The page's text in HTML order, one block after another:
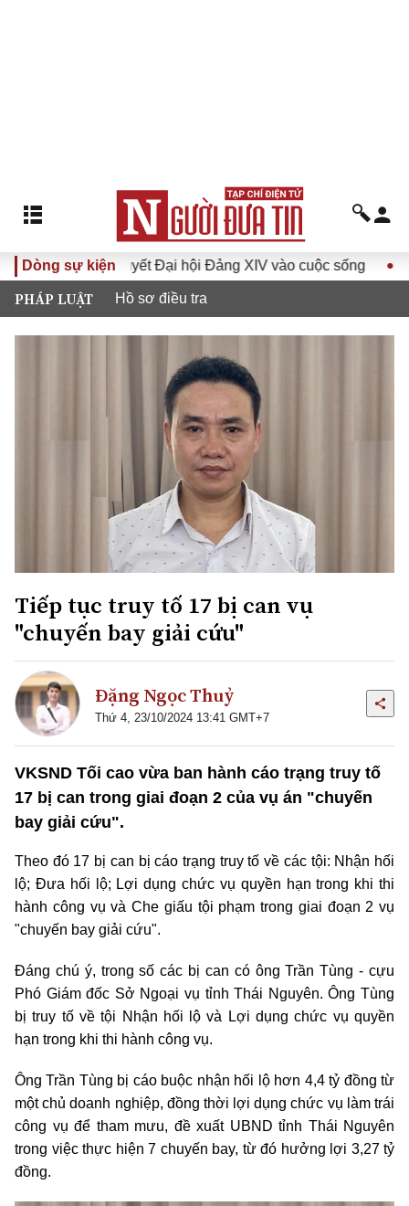
Dòng sự kiện
Đưa Nghị quyết Đại hội Đảng XIV vào cuộc sống Hướng
PHÁP LUẬT Hồ sơ điều tra
Tiếp tục truy tố 17 bị can vụ
"chuyến bay giải cứu"
Đặng Ngọc Thuỷ
Thứ 4, 23/10/2024 13:41 GMT+7
VKSND Tối cao vừa ban hành cáo trạng truy tố
17 bị can trong giai đoạn 2 của vụ án "chuyến
bay giải cứu".
Theo đó 17 bị can bị cáo trạng truy tố về các tội: Nhận hối
lộ; Đưa hối lộ; Lợi dụng chức vụ quyền hạn trong khi thi
hành công vụ và Che giấu tội phạm trong giai đoạn 2 vụ
"chuyến bay giải cứu".
Đáng chú ý, trong số các bị can có ông Trần Tùng - cựu
Phó Giám đốc Sở Ngoại vụ tỉnh Thái Nguyên. Ông Tùng
bị truy tố về tội Nhận hối lộ và Lợi dụng chức vụ quyền
hạn trong khi thi hành công vụ.
Ông Trần Tùng bị cáo buộc nhận hối lộ hơn 4,4 tỷ đồng từ
một chủ doanh nghiệp, đồng thời lợi dụng chức vụ làm trái
công vụ để tham mưu, đề xuất UBND tỉnh Thái Nguyên
trong việc thực hiện 7 chuyến bay, từ đó hưởng lợi 3,27 tỷ
đồng.